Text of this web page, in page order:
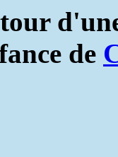
de